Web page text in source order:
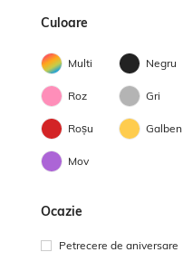
Culoare
Multi Negru
Roz Gri
Roșu Galben
Mov
Ocazie
Petrecere de aniversare